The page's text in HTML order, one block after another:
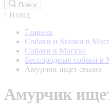
Поиск
Назад
Главная
Собаки и Кошки в
Собаки в Москве
Беспородные собаки в
Амурчик ищет сеьмю
Амурчик